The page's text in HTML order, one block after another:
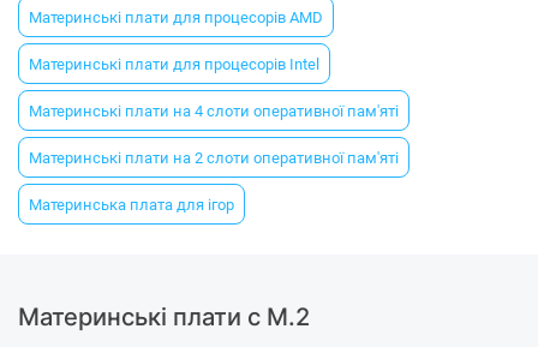
Материнські плати для процесорів AMD
Материнські плати для процесорів Intel
Материнські плати на 4 слоти оперативної пам'яті
Материнські плати на 2 слоти оперативної пам'яті
Материнська плата для ігор
Материнські плати с M.2